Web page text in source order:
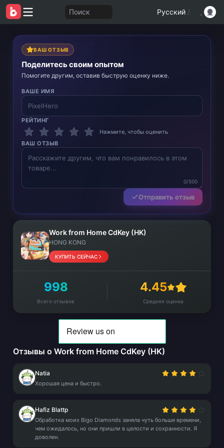
Поиск Русский /
ВАШ ОТЗЫВ
Поделитесь своим опытом
Помогите другим, оставив быструю оценку ниже.
ВАШЕ ИМЯ
РЕЙТИНГ
Нажмите, чтобы оценить
ВАШ ОТЗЫВ
0/500
Отправить отзыв
Work from Home CdKey (HK)
HONG KONG
КУПИТЬ СЕЙЧАС
998
Всего отзывов
4.45
Средняя оценка
Отзывы о Work from Home CdKey (HK)
Natia
Хорошая цена и быстро.
Hafiz Blattp
Обработка моих Bigo Diamonds заняла чуть больше времени,
чем ожидалось, но они пришли в целости и сохранности. Я
доволен.